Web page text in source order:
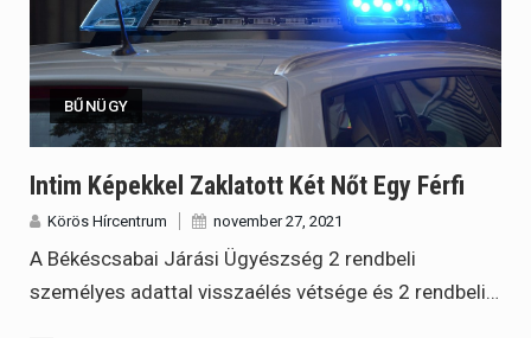
BŰNÜGY
Intim Képekkel Zaklatott Két Nőt Egy Férfi
Körös Hírcentrum november 27, 2021
A Békéscsabai Járási Ügyészség 2 rendbeli
személyes adattal visszaélés vétsége és 2 rendbeli…